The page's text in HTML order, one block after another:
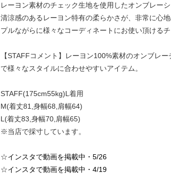
レーヨン素材のチェック生地を使用したオンブレーシ
清涼感のあるレーヨン特有の柔らかさが、非常に心
プルながらに様々なコーディネートにお使い頂ける
【STAFFコメント】レーヨン100%素材のオンブレ
で様々なスタイルに合わせやすいアイテム。
STAFF(175cm55kg)L着用
M(着丈81,身幅68,肩幅64)
L(着丈83,身幅70,肩幅65)
※当店で採寸しています。
☆インスタで動画を掲載中・5/26
☆インスタで動画を掲載中・4/19